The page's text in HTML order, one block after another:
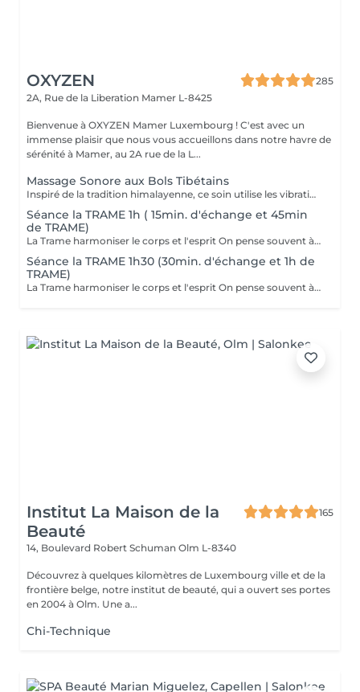
OXYZEN
285
2A, Rue de la Liberation Mamer L-8425
Bienvenue à OXYZEN Mamer Luxembourg ! C'est avec un
immense plaisir que nous vous accueillons dans notre havre de
sérénité à Mamer, au 2A rue de la L...
Massage Sonore aux Bols Tibétains
Inspiré de la tradition himalayenne, ce soin utilise les vibrations profondes des bols Peter Hess pour rétablir l'équilibre entre le corps et l'esprit. Les sons se propagent à travers chaque cellule, relâchent les tensions et stimulent la circulation énergétique naturelle. Ce soin permet de : dissoudre les tensions physiques et émotionnelles, apaiser le mental et calmer les pensées, favoriser un sommeil réparateur et une sensation durable de sérénité. Chaque bol est placé à des endroits spécifiques, créant une symphonie de fréquences qui vous enveloppe et vous ramène à votre centre. Une expérience rare, profondément régénérante, à la croisée de la relaxation, de la méditation et de la thérapie vibratoire.
Séance la TRAME 1h ( 15min. d'échange et 45min
de TRAME)
La Trame harmoniser le corps et l'esprit On pense souvent à travailler son mental, mais on oublie que notre corps garde en mémoire des tensions et des émotions. Pour se sentir vraiment bien, il est essentiel d'harmoniser les deux. La Trame est une technique vibratoire qui aide à libérer les blocages et émotions cristallisées. Elle permet de retrouver sa trame initiale, de relâcher ce qui ne nous appartient pas et de rétablir une circulation fluide de l'énergie. - Bienfaits : diminution du stress, libération des tensions, apaisement émotionnel et retour à un état de calme et de légèreté. Une séance de Trame est une vraie parenthèse pour soi, un moment de lâcher-prise profond. Cette prestation est également disponible en bon cadeau. Vous pouvez réserver directement en ligne ou nous contacter pour fixer votre rendez-vous. Pour en savoir plus : https://www.oxyzen.lu/massages/soins-energetiques.html Déconseillé aux femmes enceintes. Avertissement : Nos soins sont dédiés au bien-être et à la relaxation. Ils ne remplacent pas un suivi médical et ne relèvent pas de la kinésithérapie.
Séance la TRAME 1h30 (30min. d'échange et 1h de
TRAME)
La Trame harmoniser le corps et l'esprit On pense souvent à travailler son mental, mais on oublie que notre corps garde en mémoire des tensions et des émotions. Pour se sentir vraiment bien, il est essentiel d'harmoniser les deux. La Trame est une technique vibratoire qui aide à libérer les blocages et émotions cristallisées. Elle permet de retrouver sa trame initiale, de relâcher ce qui ne nous appartient pas et de rétablir une circulation fluide de l'énergie. - Bienfaits : diminution du stress, libération des tensions, apaisement émotionnel et retour à un état de calme et de légèreté. Une séance de Trame est une vraie parenthèse pour soi, un moment de lâcher-prise profond. Cette prestation est également disponible en bon cadeau. Vous pouvez réserver directement en ligne ou nous contacter pour fixer votre rendez-vous. Pour en savoir plus : https://www.oxyzen.lu/massages/soins-energetiques.html Déconseillé aux femmes enceintes. Avertissement : Nos soins sont dédiés au bien-être et à la relaxation. Ils ne remplacent pas un suivi médical et ne relèvent pas de la kinésithérapie.
Institut La Maison de la
Beauté
165
14, Boulevard Robert Schuman Olm L-8340
Découvrez à quelques kilomètres de Luxembourg ville et de la
frontière belge, notre institut de beauté, qui a ouvert ses portes
en 2004 à Olm. Une a...
Chi-Technique